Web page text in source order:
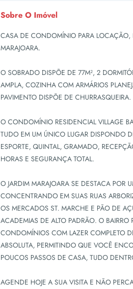
Sobre O Imóvel
CASA DE CONDOMÍNIO PARA
MARAJOARA.
O SOBRADO DISPÕE DE 77M², 2
AMPLA, COZINHA COM ARMÁRIOS
PAVIMENTO DISPÕE DE
O CONDOMÍNIO RESIDENCIAL VILLAGE
TUDO EM UM ÚNICO LUGAR DISPONDO
ESPORTE, QUINTAL, GRAMADO,
HORAS E SEGURANÇA TOTAL.
O JARDIM MARAJOARA SE DESTACA POR
CONCENTRANDO EM SUAS RUAS
OS MERCADOS ST. MARCHE E PÃO DE
ACADEMIAS DE ALTO PADRÃO. O
CONDOMÍNIOS COM LAZER COMPLETO
ABSOLUTA, PERMITINDO QUE VOCÊ
POUCOS PASSOS DE CASA, TUDO
AGENDE HOJE A SUA VISITA E NÃO